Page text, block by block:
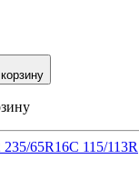
235/65R16C 115/113R